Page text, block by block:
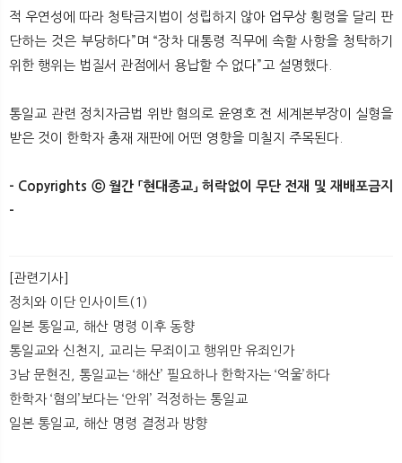
적 우연성에 따라 청탁금지법이 성립하지 않아 업무상 횡령을 달리 판
단하는 것은 부당하다”며 “장차 대통령 직무에 속할 사항을 청탁하기
위한 행위는 법질서 관점에서 용납할 수 없다”고 설명했다.
통일교 관련 정치자금법 위반 혐의로 윤영호 전 세계본부장이 실형을
받은 것이 한학자 총재 재판에 어떤 영향을 미칠지 주목된다.
- Copyrights ⓒ 월간 「현대종교」 허락없이 무단 전재 및 재배포금지
-​
[관련기사]
정치와 이단 인사이트(1)
일본 통일교, 해산 명령 이후 동향
통일교와 신천지, 교리는 무죄이고 행위만 유죄인가
3남 문현진, 통일교는 ‘해산’ 필요하나 한학자는 ‘억울’하다
한학자 ‘혐의’보다는 ‘안위’ 걱정하는 통일교
일본 통일교, 해산 명령 결정과 방향